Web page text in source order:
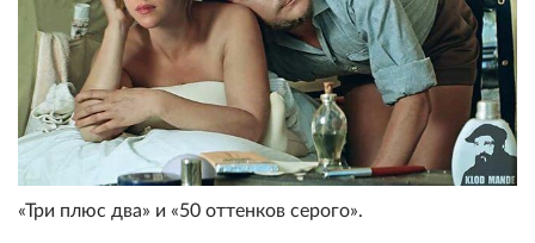
«Три плюс два» и «50 оттенков серого».